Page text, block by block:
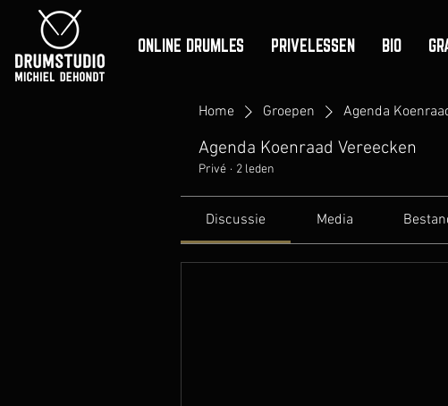
ONLINE DRUMLES PRIVELESSEN BIO
Home Groepen Agenda
Agenda Koenraad Vereecken
Privé · 2 leden
Discussie Media